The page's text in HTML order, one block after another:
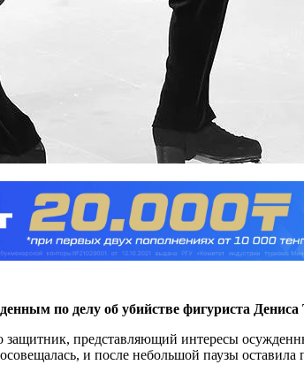
по делу об убийстве фигуриста Дениса
представляющий интересы
и после небольшой паузы оставила